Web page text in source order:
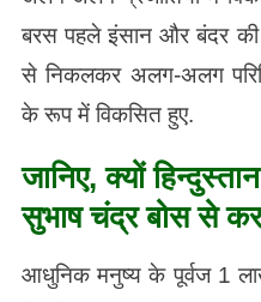
बरस पहले इंसान और बंदर की
से निकलकर अलग-अलग
के रूप में विकसित हुए.
जानिए, क्यों
सुभाष चंद्र बोस से
आधुनिक मनुष्य के पूर्वज 1